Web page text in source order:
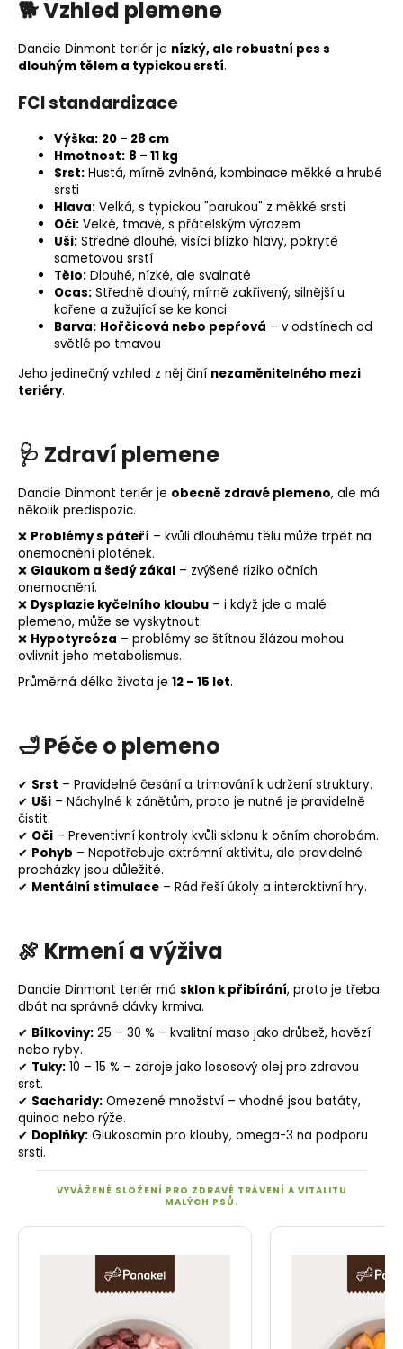
🐕Vzhled plemene
Dandie Dinmont teriér je nízký, ale robustní pes s
dlouhým tělem a typickou srstí.
FCI standardizace
Výška: 20 – 28 cm
Hmotnost: 8 – 11 kg
Srst: Hustá, mírně zvlněná, kombinace měkké a hrubé
srsti
Hlava: Velká, s typickou "parukou" z měkké srsti
Oči: Velké, tmavé, s přátelským výrazem
Uši: Středně dlouhé, visící blízko hlavy, pokryté
sametovou srstí
Tělo: Dlouhé, nízké, ale svalnaté
Ocas: Středně dlouhý, mírně zakřivený, silnější u
kořene a zužující se ke konci
Barva: Hořčicová nebo pepřová – v odstínech od
světlé po tmavou
Jeho jedinečný vzhled z něj činí nezaměnitelného mezi
teriéry.
🩺 Zdraví plemene
Dandie Dinmont teriér je obecně zdravé plemeno, ale má
několik predispozic.
❌ Problémy s páteří – kvůli dlouhému tělu může trpět na
onemocnění plotének.
❌ Glaukom a šedý zákal – zvýšené riziko očních
onemocnění.
❌ Dysplazie kyčelního kloubu – i když jde o malé
plemeno, může se vyskytnout.
❌ Hypotyreóza – problémy se štítnou žlázou mohou
ovlivnit jeho metabolismus.
Průměrná délka života je 12 – 15 let.
🛁Péče o plemeno
✔ Srst – Pravidelné česání a trimování k udržení struktury.
✔ Uši – Náchylné k zánětům, proto je nutné je pravidelně
čistit.
✔ Oči – Preventivní kontroly kvůli sklonu k očním chorobám.
✔ Pohyb – Nepotřebuje extrémní aktivitu, ale pravidelné
procházky jsou důležité.
✔ Mentální stimulace – Rád řeší úkoly a interaktivní hry.
🍖 Krmení a výživa
Dandie Dinmont teriér má sklon k přibírání, proto je třeba
dbát na správné dávky krmiva.
✔ Bílkoviny: 25 – 30 % – kvalitní maso jako drůbež, hovězí
nebo ryby.
✔ Tuky: 10 – 15 % – zdroje jako lososový olej pro zdravou
srst.
✔ Sacharidy: Omezené množství – vhodné jsou batáty,
quinoa nebo rýže.
✔ Doplňky: Glukosamin pro klouby, omega-3 na podporu
srsti.